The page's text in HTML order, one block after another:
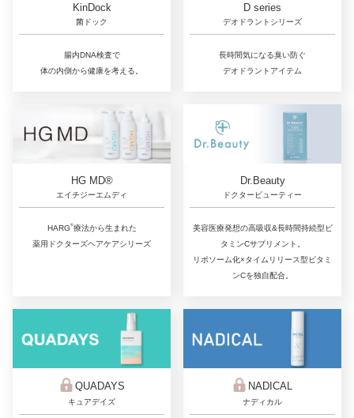
KinDock
菌ドック
腸内DNA検査で
体の内側から健康を考える。
D series
デオドラントシリーズ
長時間気になる臭い防ぐ
デオドラントアイテム
HG MD®
エイチジーエムディ
HARG®療法から生まれた
薬用ドクターズヘアケアシリーズ
Dr.Beauty
ドクタービューティー
美容医療発想の高吸収&長時間持続型ビ
タミンCサプリメント。
リポソーム化×タイムリリース型ビタミ
ンCを独自配合。
QUADAYS
キュアデイズ
NADICAL
ナディカル